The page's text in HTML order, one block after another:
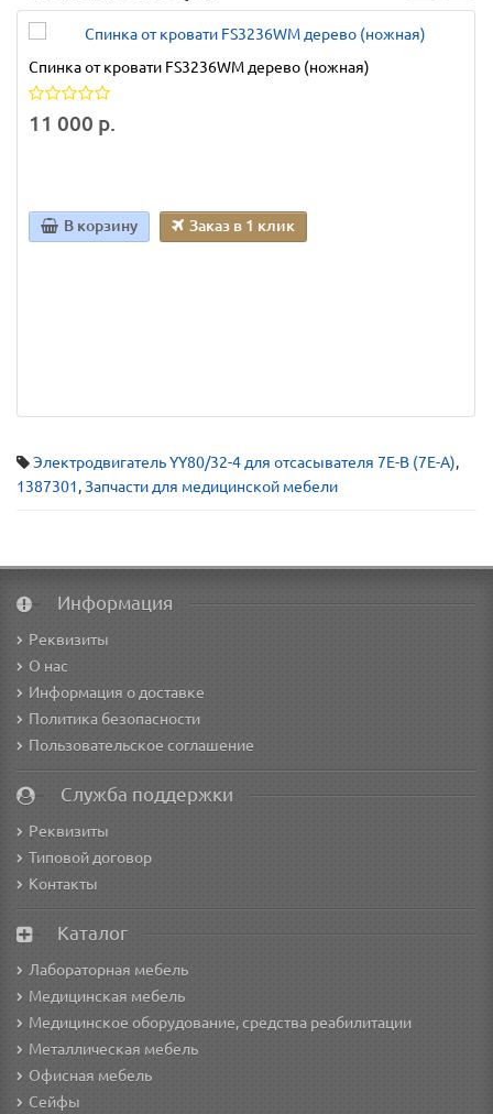
Спинка от кровати FS3236WM дерево (ножная)
11 000 р.
В корзину Заказ в 1 клик
Электродвигатель YY80/32-4 для отсасывателя 7E-B (7E-A),
1387301,Запчасти для медицинской мебели
Информация
Реквизиты
О нас
Информация о доставке
Политика безопасности
Пользовательское соглашение
Служба поддержки
Реквизиты
Типовой договор
Контакты
Каталог
Лабораторная мебель
Медицинская мебель
Медицинское оборудование, средства реабилитации
Металлическая мебель
Офисная мебель
Сейфы